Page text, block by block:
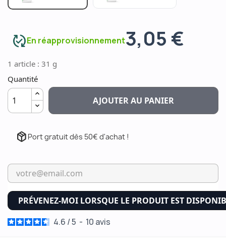
published_with_changesEn réapprovisionnement3,05 €
1 article : 31 g
Quantité
AJOUTER AU PANIER
package_2 Port gratuit dès 50€ d'achat !
PRÉVENEZ-MOI LORSQUE LE PRODUIT EST
4.6 /5 - 10 avis